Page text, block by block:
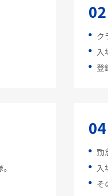
02
ク
入
登
04
勤
入
そ